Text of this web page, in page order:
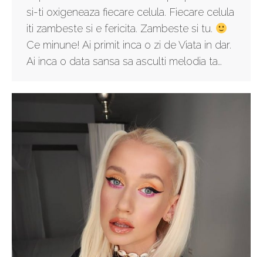
si-ti oxigeneaza fiecare celula. Fiecare celula
iti zambeste si e fericita. Zambeste si tu.
Ce minune! Ai primit inca o zi de Viata in dar.
Ai inca o data sansa sa asculti melodia ta…